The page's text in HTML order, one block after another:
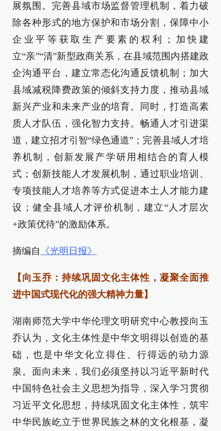
展氛围。完善县域市场监督管理机制，着力破
除各种形式的地方保护和市场分割，保障中小
企业平等获取生产要素的权利；加快建
立“亲”“清”新型政商关系，在县域范围内搭建政
企沟通平台，建立常态化沟通反馈机制；加大
县域减税降费政策的倾斜支持力度，推动县域
新兴产业和未来产业的培育。同时，打造高素
质人才队伍，强化智力支持。畅通人才引进渠
道，建立招才引智“绿色通道”；完善县域人才培
养机制，创新发展产学研用相结合的育人模
式；创新技能人才发展机制，通过职业培训、
专项技能人才培养等方式促进本土人才能力建
设；健全县域人才评价机制，建立“人才层次
+政策优待”的激励体系。
摘编自 《光明日报》
【向玉乔：持续巩固文化主体性，凝聚全面推
进中国式现代化的强大精神力量】
湖南师范大学中华伦理文明研究中心教授向玉
乔认为，文化主体性是中华文明得以创造的基
础，也是中华文化立得住、行得远的动力源
泉。面向未来，我们必须坚持以习近平新时代
中国特色社会主义思想为指导，深入学习贯彻
习近平文化思想，持续巩固文化主体性，筑牢
中华民族屹立于世界民族之林的文化根基，凝